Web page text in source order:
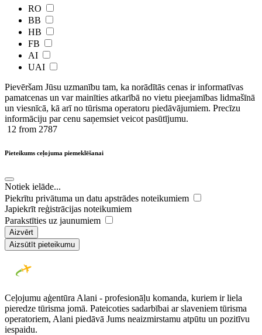
RO
BB
HB
FB
AI
UAI
Pievēršam Jūsu uzmanību tam, ka norādītās cenas ir ​informatīvas ​
pamatcenas un var mainīties atkarībā ​no ​vietu pieejamības lidmašīnā
un viesnīcā, kā arī no tūrisma operatoru piedāvājumiem. Precīzu
informāciju par cenu saņemsiet veicot pasūtījumu.
12 from 2787
Pieteikums ceļojuma piemeklēšanai
Notiek ielāde...
Piekrītu privātuma un datu apstrādes noteikumiem
Japiekrīt reģistrācijas noteikumiem
Parakstīties uz jaunumiem
Aizvērt
Aizsūtīt pieteikumu
Ceļojumu aģentūra Alani - profesionāļu komanda, kuriem ir liela
pieredze tūrisma jomā. Pateicoties sadarbībai ar slaveniem tūrisma
operatoriem, Alani piedāvā Jums neaizmirstamu atpūtu un pozitīvu
iespaidu.